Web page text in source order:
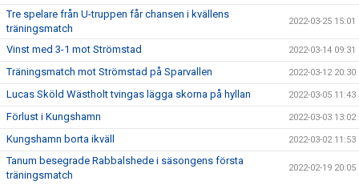
Tre spelare från U-truppen får chansen i kvällens
träningsmatch
2022-03-25 15:01
Vinst med 3-1 mot Strömstad 2022-03-14 09:31
Träningsmatch mot Strömstad på Sparvallen 2022-03-12 20:30
Lucas Sköld Wästholt tvingas lägga skorna på hyllan 2022-03-05 11:43
Förlust i Kungshamn 2022-03-03 13:02
Kungshamn borta ikväll 2022-03-02 11:53
Tanum besegrade Rabbalshede i säsongens första
träningsmatch
2022-02-19 20:05